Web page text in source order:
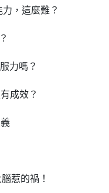
力，這麼難？
力嗎？
成效？
惹的禍！